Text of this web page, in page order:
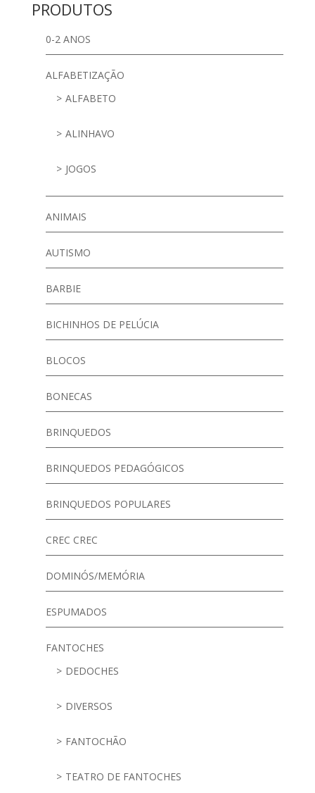
PRODUTOS
0-2 ANOS
ALFABETIZAÇÃO
ALFABETO
ALINHAVO
JOGOS
ANIMAIS
AUTISMO
BARBIE
BICHINHOS DE PELÚCIA
BLOCOS
BONECAS
BRINQUEDOS
BRINQUEDOS PEDAGÓGICOS
BRINQUEDOS POPULARES
CREC CREC
DOMINÓS/MEMÓRIA
ESPUMADOS
FANTOCHES
DEDOCHES
DIVERSOS
FANTOCHÃO
TEATRO DE FANTOCHES